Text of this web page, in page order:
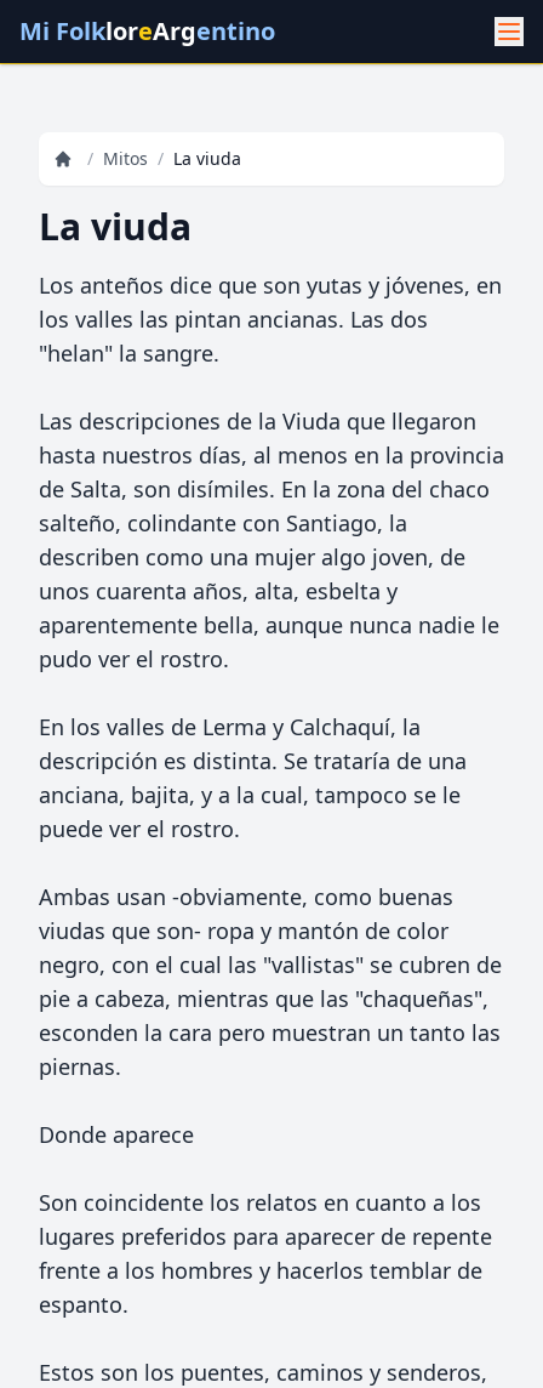
Mi FolkloreArgentino
/ Mitos / La viuda
La viuda
Los anteños dice que son yutas y jóvenes, en
los valles las pintan ancianas. Las dos
"helan" la sangre.
Las descripciones de la Viuda que llegaron
hasta nuestros días, al menos en la provincia
de Salta, son disímiles. En la zona del chaco
salteño, colindante con Santiago, la
describen como una mujer algo joven, de
unos cuarenta años, alta, esbelta y
aparentemente bella, aunque nunca nadie le
pudo ver el rostro.
En los valles de Lerma y Calchaquí, la
descripción es distinta. Se trataría de una
anciana, bajita, y a la cual, tampoco se le
puede ver el rostro.
Ambas usan -obviamente, como buenas
viudas que son- ropa y mantón de color
negro, con el cual las "vallistas" se cubren de
pie a cabeza, mientras que las "chaqueñas",
esconden la cara pero muestran un tanto las
piernas.
Donde aparece
Son coincidente los relatos en cuanto a los
lugares preferidos para aparecer de repente
frente a los hombres y hacerlos temblar de
espanto.
Estos son los puentes, caminos y senderos,